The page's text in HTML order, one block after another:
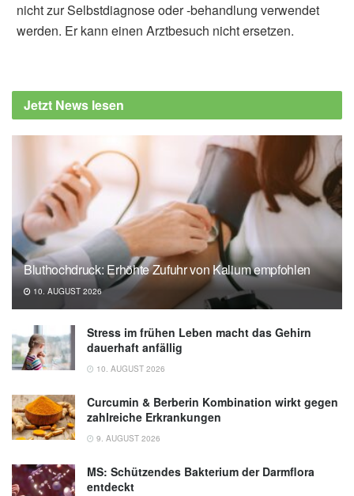
nicht zur Selbstdiagnose oder -behandlung verwendet
werden. Er kann einen Arztbesuch nicht ersetzen.
Jetzt News lesen
Bluthochdruck: Erhöhte Zufuhr von Kalium empfohlen
10. AUGUST 2026
Stress im frühen Leben macht das Gehirn
dauerhaft anfällig
10. AUGUST 2026
Curcumin & Berberin Kombination wirkt gegen
zahlreiche Erkrankungen
9. AUGUST 2026
MS: Schützendes Bakterium der Darmflora
entdeckt